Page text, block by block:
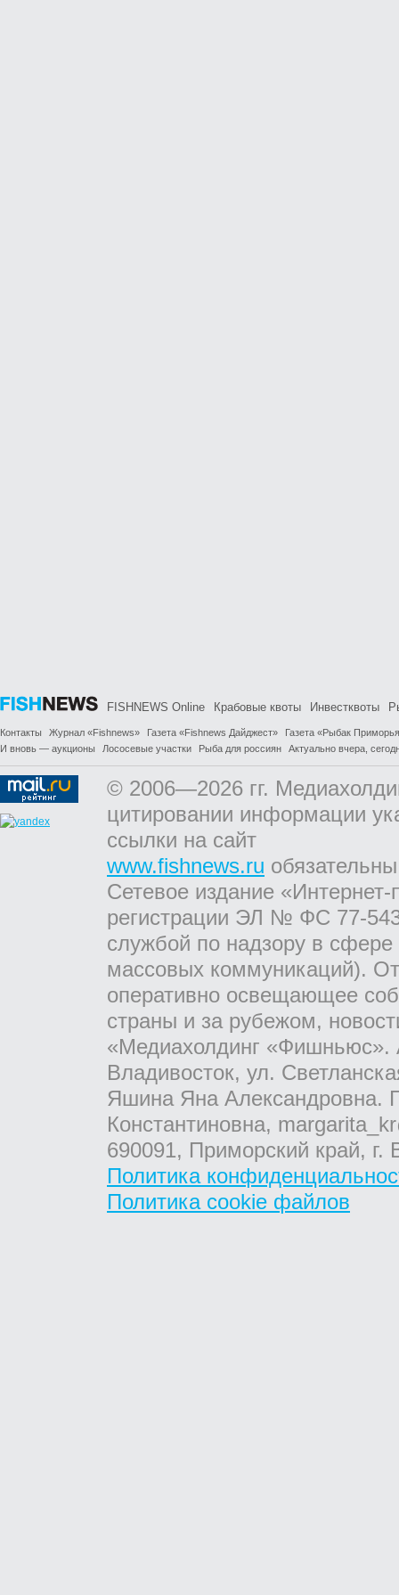
FISHNEWS Online Крабовые квоты Инвестквоты
Контакты Журнал «Fishnews» Газета «Fishnews Дайджест»
Газета «Рыбак
И вновь — аукционы
Лососевые участки Рыба для россиян Актуально вчера,
© 2006—2026 гг.
цитировании информации
ссылки на сайт
www.fishnews.ru
Сетевое издание
регистрации ЭЛ № ФС 77-
службой по надзору в
массовых коммуникаций).
оперативно освещающее
страны и за рубежом,
«Медиахолдинг «Фишньюс».
Владивосток, ул.
Яшина Яна Александровна.
Константиновна,
690091, Приморский край,
Политика
Политика cookie файлов